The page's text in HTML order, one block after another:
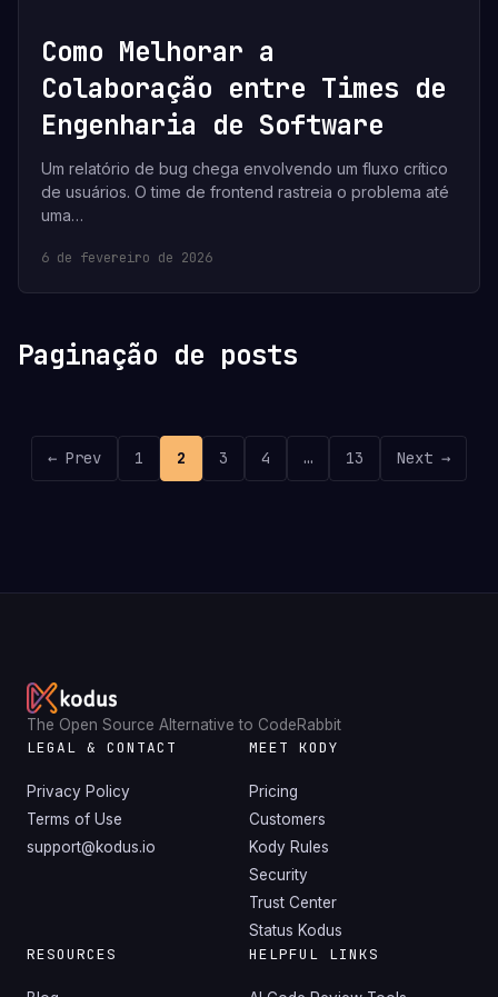
Como Melhorar a
Colaboração entre Times de
Engenharia de Software
Um relatório de bug chega envolvendo um fluxo crítico
de usuários. O time de frontend rastreia o problema até
uma…
6 de fevereiro de 2026
Paginação de posts
← Prev 1 2 3 4 … 13 Next →
The Open Source Alternative to CodeRabbit
LEGAL & CONTACT
Privacy Policy
Terms of Use
support@kodus.io
MEET KODY
Pricing
Customers
Kody Rules
Security
Trust Center
Status Kodus
RESOURCES HELPFUL LINKS